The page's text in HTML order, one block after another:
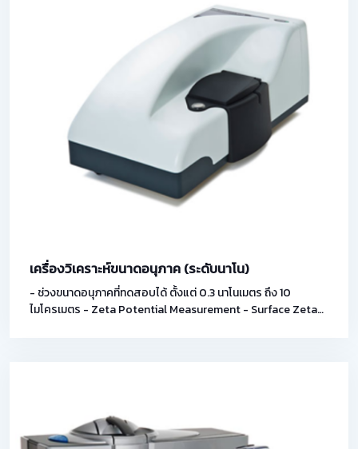
เครื่องวิเคราะห์ขนาดอนุภาค (ระดับนาโน)
- ช่วงขนาดอนุภาคที่ทดสอบได้ ตั้งแต่ 0.3 นาโนเมตร ถึง 10
ไมโครเมตร - Zeta Potential Measurement - Surface Zeta